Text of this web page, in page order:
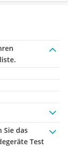
Sie das
Test